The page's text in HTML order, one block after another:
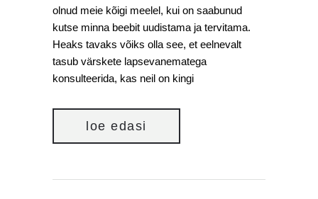
olnud meie kõigi meelel, kui on saabunud
kutse minna beebit uudistama ja tervitama.
Heaks tavaks võiks olla see, et eelnevalt
tasub värskete lapsevanematega
konsulteerida, kas neil on kingi
loe edasi